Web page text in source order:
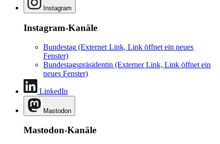
Instagram
Instagram-Kanäle
Bundestag (Externer Link, Link öffnet ein neues
Fenster)
Bundestagspräsidentin (Externer Link, Link öffnet ein
neues Fenster)
LinkedIn
Mastodon
Mastodon-Kanäle